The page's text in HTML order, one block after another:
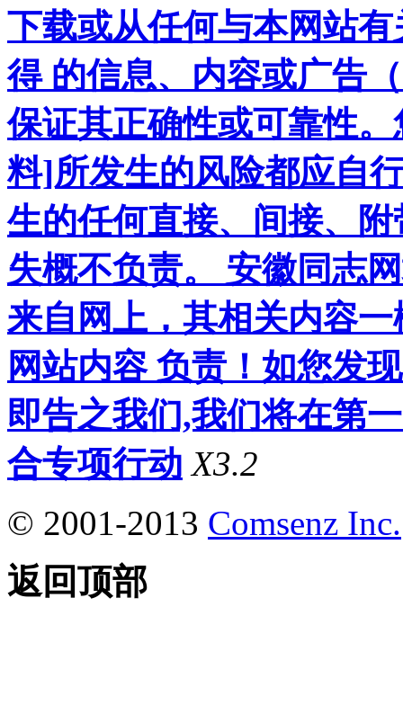
下载或从任何与本网站
得 的信息、内容或广告
保证其正确性或可靠性
料]所发生的风险都应自
生的任何直接、间接、
失概不负责。 安徽同志
来自网上，其相关内容
网站内容 负责！如您发
即告之我们,我们将在第
合专项行动 X3.2
© 2001-2013 Comsenz Inc.
返回顶部